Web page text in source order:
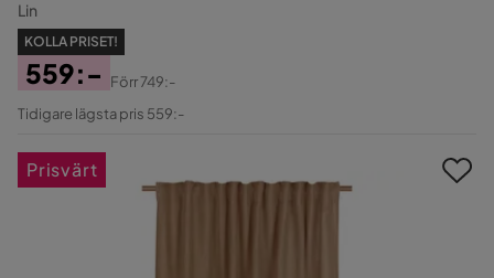
Lin
KOLLA PRISET!
Pris
559:-
Original
Förr749:-
Tidigare lägsta pris 559:-
Prisvärt